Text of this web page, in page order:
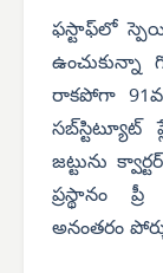
ఫస్టాఫ్‌లో
రాకపోగా
జట్టును
ప్రస్థానం
అనంతరం